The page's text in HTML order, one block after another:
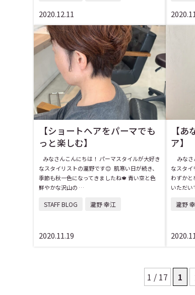
2020.12.11
【ショートヘアをパーマでも
っと楽しむ】
みなさんこんにちは！ パーマスタイルが大好き
なスタイリストの瀧野です😊 肌寒い日が続き、
季節も秋一色になってきましたね🍁 青い空と色
鮮やかな沢山の …
STAFF BLOG 瀧野 幸江
2020.11.19
【
ア】
みなさ
なスタ
わずかと
いただ
瀧野
1 / 17 1